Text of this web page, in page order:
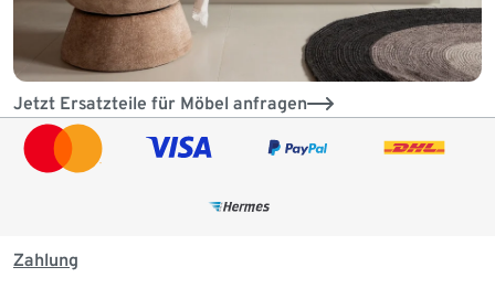
Jetzt Ersatzteile für Möbel anfragen
Zahlung